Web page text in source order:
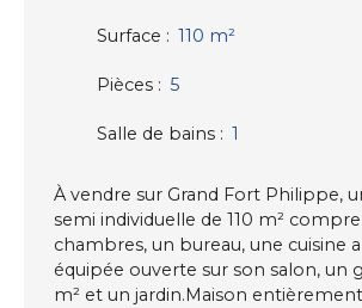
Surface : 110 m²
Pièces : 5
Salle de bains : 1
À vendre sur Grand Fort Philippe,
semi individuelle de 110 m²
chambres, un bureau, une cuisine
équipée ouverte sur son salon, un
m² et un jardin.Maison